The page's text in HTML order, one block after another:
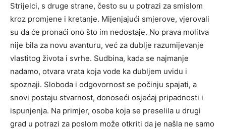
Strijelci, s druge strane, često su u potrazi za smislom
kroz promjene i kretanje. Mijenjajući smjerove, vjerovali
su da će pronaći ono što im nedostaje. No prava molitva
nije bila za novu avanturu, već za dublje razumijevanje
vlastitog života i svrhe. Sudbina, kada se najmanje
nadamo, otvara vrata koja vode ka dubljem uvidu i
spoznaji. Sloboda i odgovornost se počinju spajati, a
snovi postaju stvarnost, donoseći osjećaj pripadnosti i
ispunjenja. Na primjer, osoba koja se preselila u drugi
grad u potrazi za poslom može otkriti da je našla ne samo